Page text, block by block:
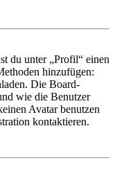
du unter „Profil“ einen
hinzufügen:
Die Board-
wie die Benutzer
Avatar benutzen
kontaktieren.